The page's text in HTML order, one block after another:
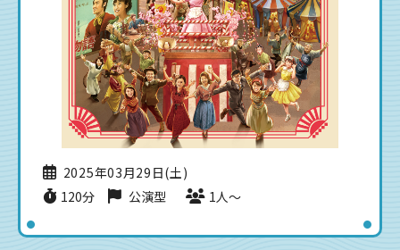
2025年03月29日(土)
120分
公演型 1人〜